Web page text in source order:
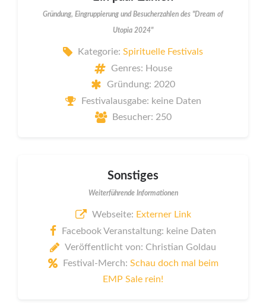
Gründung, Eingruppierung und Besucherzahlen des "Dream of
Utopia 2024"
Kategorie: Spirituelle Festivals
Genres: House
Gründung: 2020
Festivalausgabe: keine Daten
Besucher: 250
Sonstiges
Weiterführende Informationen
Webseite: Externer Link
Facebook Veranstaltung: keine Daten
Veröffentlicht von: Christian Goldau
Festival-Merch: Schau doch mal beim
EMP Sale rein!